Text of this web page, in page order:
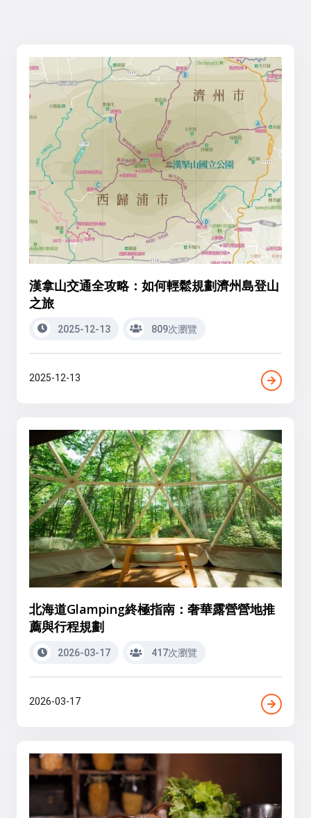
漢拿山交通全攻略：如何輕鬆規劃濟州島登山
之旅
2025-12-13 809次瀏覽
2025-12-13
北海道Glamping終極指南：奢華露營營地推
薦與行程規劃
2026-03-17 417次瀏覽
2026-03-17